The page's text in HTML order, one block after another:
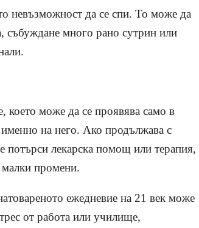
невъзможност да се спи. То може да
събуждане много рано сутрин или
което може да се проявява само в
на него. Ако продължава с
потърси лекарска помощ или терапия,
малки промени.
ежедневие на 21 век може
от работа или училище,